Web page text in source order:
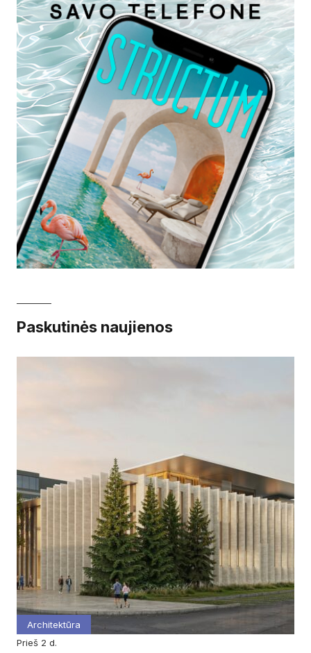
Paskutinės naujienos
Architektūra
prieš 2 d.